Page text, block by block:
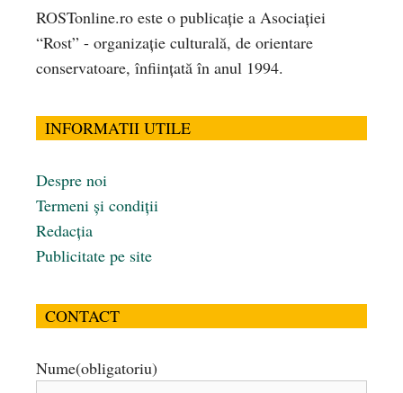
ROSTonline.ro este o publicaţie a Asociaţiei
“Rost” - organizaţie culturală, de orientare
conservatoare, înfiinţată în anul 1994.
INFORMATII UTILE
Despre noi
Termeni și condiții
Redacția
Publicitate pe site
CONTACT
Nume(obligatoriu)